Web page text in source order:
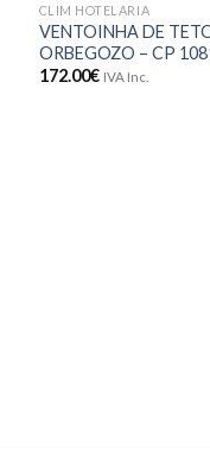
CLIM HOTELARIA
VENTOINHA DE
ORBEGOZO – CP
172.00€ IVA Inc.